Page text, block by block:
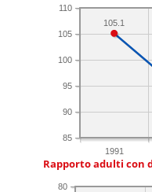
1991
85
90
95
100
105
110
105.1
Rapporto adulti con
80